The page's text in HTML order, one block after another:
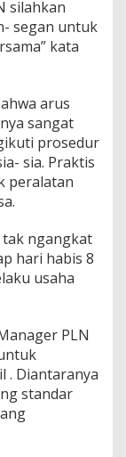
silahkan
segan untuk
kata
arus
sangat
prosedur
sia. Praktis
peralatan
tak ngangkat
hari habis 8
usaha
PLN
. Diantaranya
standar